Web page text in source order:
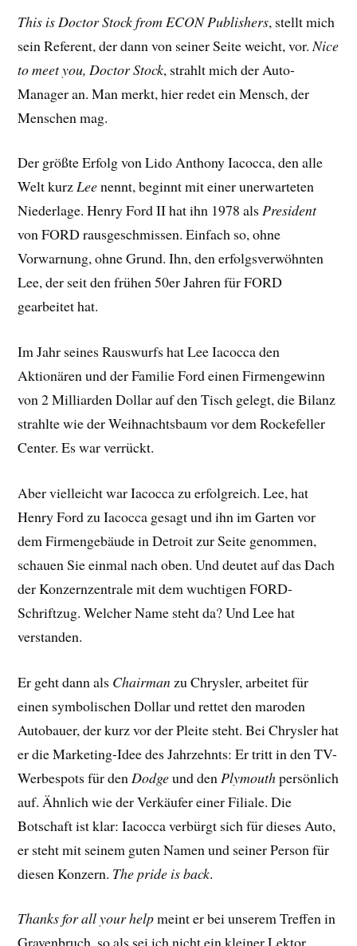
This is Doctor Stock from ECON Publishers, stellt mich
sein Referent, der dann von seiner Seite weicht, vor. Nice
to meet you, Doctor Stock, strahlt mich der Auto-
Manager an. Man merkt, hier redet ein Mensch, der
Menschen mag.
Der größte Erfolg von Lido Anthony Iacocca, den alle
Welt kurzLeenennt, beginnt mit einer unerwarteten
Niederlage. Henry Ford II hat ihn 1978 alsPresident
von FORD rausgeschmissen. Einfach so, ohne
Vorwarnung, ohne Grund. Ihn, den erfolgsverwöhnten
Lee, der seit den frühen 50er Jahren für FORD
gearbeitet hat.
Im Jahr seines Rauswurfs hat Lee Iacocca den
Aktionären und der Familie Ford einen Firmengewinn
von 2 Milliarden Dollar auf den Tisch gelegt, die Bilanz
strahlte wie der Weihnachtsbaum vor dem Rockefeller
Center. Es war verrückt.
Aber vielleicht war Iacocca zu erfolgreich. Lee, hat
Henry Ford zu Iacocca gesagt und ihn im Garten vor
dem Firmengebäude in Detroit zur Seite genommen,
schauen Sie einmal nach oben. Und deutet auf das Dach
der Konzernzentrale mit dem wuchtigen FORD-
Schriftzug. Welcher Name steht da? Und Lee hat
verstanden.
Er geht dann als Chairman zu Chrysler, arbeitet für
einen symbolischen Dollar und rettet den maroden
Autobauer, der kurz vor der Pleite steht. Bei Chrysler hat
er die Marketing-Idee des Jahrzehnts: Er tritt in den TV-
Werbespots für den Dodgeund den Plymouthpersönlich
auf. Ähnlich wie der Verkäufer einer Filiale. Die
Botschaft ist klar: Iacocca verbürgt sich für dieses Auto,
er steht mit seinem guten Namen und seiner Person für
diesen Konzern. The pride is back.
Thanks for all your helpmeint er bei unserem Treffen in